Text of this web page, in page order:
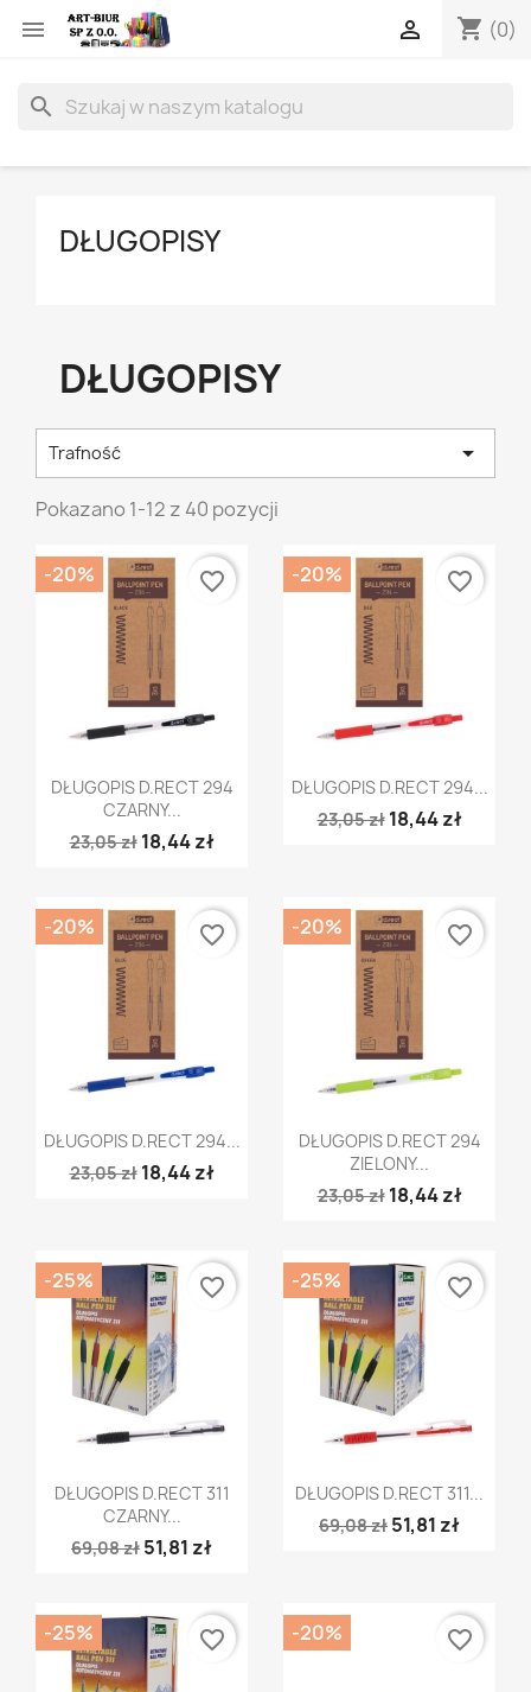
 shopping_cart (0)

search
DŁUGOPISY
DŁUGOPISY
Trafność 
Pokazano 1-12 z 40 pozycji
Szybki podgląd
DŁUGOPIS D.RECT 294
CZARNY...
23,05 zł 18,44 zł
-20% favorite_border
Szybki podgląd
DŁUGOPIS D.RECT 294...
23,05 zł 18,44 zł
-20% favorite_border
Szybki podgląd
DŁUGOPIS D.RECT 294...
23,05 zł 18,44 zł
-20% favorite_border
Szybki podgląd
DŁUGOPIS D.RECT 294
ZIELONY...
23,05 zł 18,44 zł
-20% favorite_border
 Szybki podgląd
DŁUGOPIS D.RECT 311
CZARNY...
69,08 zł 51,81 zł
-25% favorite_border
Szybki podgląd
DŁUGOPIS D.RECT 311...
69,08 zł 51,81 zł
-25% favorite_border
-25% favorite_border -20% favorite_border